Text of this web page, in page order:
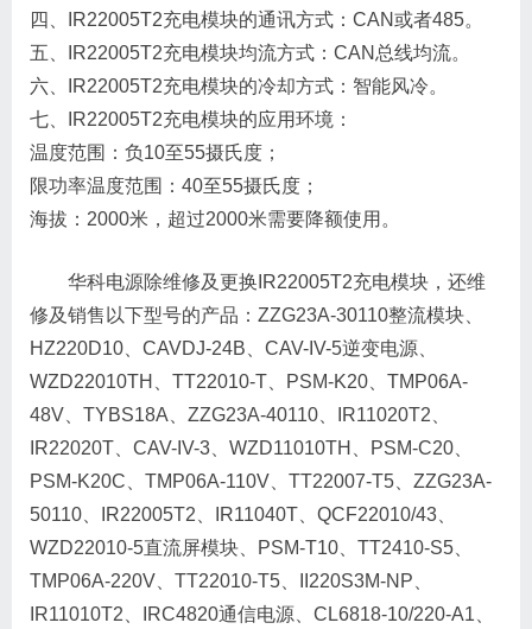
四、IR22005T2充电模块的通讯方式：CAN或者485。
五、IR22005T2充电模块均流方式：CAN总线均流。
六、IR22005T2充电模块的冷却方式：智能风冷。
七、IR22005T2充电模块的应用环境：
温度范围：负10至55摄氏度；
限功率温度范围：40至55摄氏度；
海拔：2000米，超过2000米需要降额使用。
华科电源除维修及更换IR22005T2充电模块，还维
修及销售以下型号的产品：ZZG23A-30110整流模块、
HZ220D10、CAVDJ-24B、CAV-IV-5逆变电源、
WZD22010TH、TT22010-T、PSM-K20、TMP06A-
48V、TYBS18A、ZZG23A-40110、IR11020T2、
IR22020T、CAV-IV-3、WZD11010TH、PSM-C20、
PSM-K20C、TMP06A-110V、TT22007-T5、ZZG23A-
50110、IR22005T2、IR11040T、QCF22010/43、
WZD22010-5直流屏模块、PSM-T10、TT2410-S5、
TMP06A-220V、TT22010-T5、II220S3M-NP、
IR11010T2、IRC4820通信电源、CL6818-10/220-A1、